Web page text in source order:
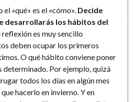
«qué» es el «cómo». Decide
desarrollarás los hábitos del
reflexión es muy sencillo
deben ocupar los primeros
O qué hábito conviene poner
determinado. Por ejemplo, quizá
todos los días en algún mes
hacerlo en invierno. Y en